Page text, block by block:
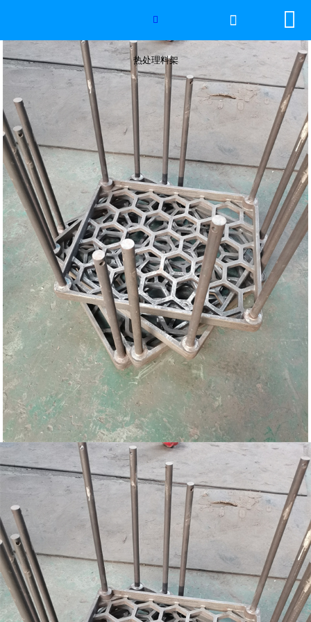
网站首页
2026年国际足联世界杯
产品中心
服务优势
新闻资讯
工程案例
厂容厂景
荣誉资质
联系我们

热处理料架
 